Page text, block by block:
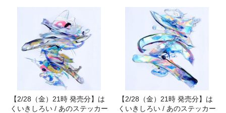
【2/28（金）21時 発売分】は
くいきしろい / あのステッカー
【2/28（金）21時 発売分】は
くいきしろい / あのステッカー